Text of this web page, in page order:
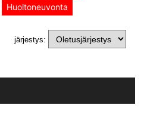
Huoltoneuvonta
järjestys: